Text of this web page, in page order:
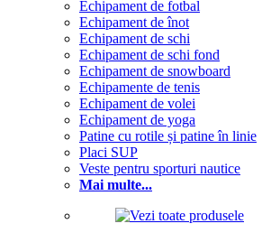
Echipament de fotbal
Echipament de înot
Echipament de schi
Echipament de schi fond
Echipament de snowboard
Echipamente de tenis
Echipament de volei
Echipament de yoga
Patine cu rotile și patine în linie
Placi SUP
Veste pentru sporturi nautice
Mai multe...